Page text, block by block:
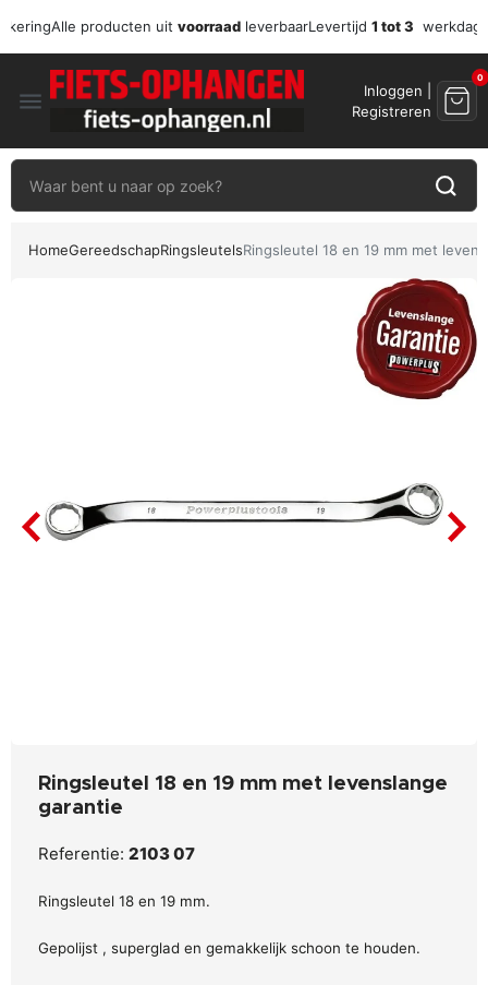
Alle producten uit voorraad leverbaarLevertijd 1 tot 3
menu
Inloggen |
Registreren
0
HomeGereedschapRingsleutelsRingsleutel 18 en 19 mm met
Ringsleutel 18 en 19 mm met levenslange
garantie
Referentie: 2103 07
Ringsleutel 18 en 19 mm.
Gepolijst , superglad en gemakkelijk schoon te houden.